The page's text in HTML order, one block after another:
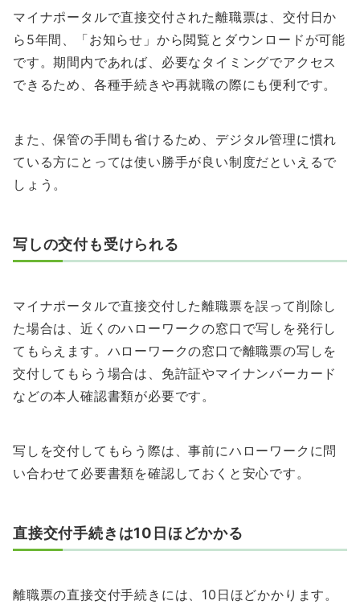
マイナポータルで直接交付された離職票は、交付日か
ら5年間、「お知らせ」から閲覧とダウンロードが可能
です。期間内であれば、必要なタイミングでアクセス
できるため、各種手続きや再就職の際にも便利です。
また、保管の手間も省けるため、デジタル管理に慣れ
ている方にとっては使い勝手が良い制度だといえるで
しょう。
写しの交付も受けられる
マイナポータルで直接交付した離職票を誤って削除し
た場合は、近くのハローワークの窓口で写しを発行し
てもらえます。ハローワークの窓口で離職票の写しを
交付してもらう場合は、免許証やマイナンバーカード
などの本人確認書類が必要です。
写しを交付してもらう際は、事前にハローワークに問
い合わせて必要書類を確認しておくと安心です。
直接交付手続きは10日ほどかかる
離職票の直接交付手続きには、10日ほどかかります。